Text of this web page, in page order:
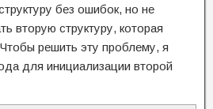
без ошибок, но не
вторую структуру, которая
Чтобы решить эту проблему, я
для инициализации второй